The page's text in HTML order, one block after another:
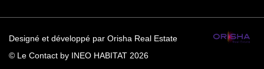
démarches.
Nous vous apporterons toutes les informations concernant les
plans locaux d'urbanisme, les infrastructures, les commerces et
Designé et développé par Orisha Real Estate
© Le Contact by INEO HABITAT 2026